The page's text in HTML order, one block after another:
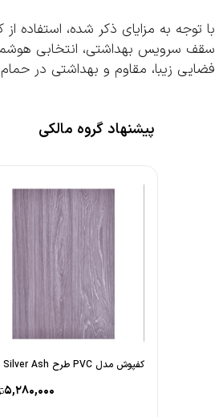
به مزایای ذکر شده، استفاده از
سرویس بهداشتی، انتخابی هوشمندانه
زیبا، مقاوم و بهداشتی در حمام
پیشنهاد گروه مالکی
کفپوش مدل PVC طرح Silver Ash
5,280,000تومانءء